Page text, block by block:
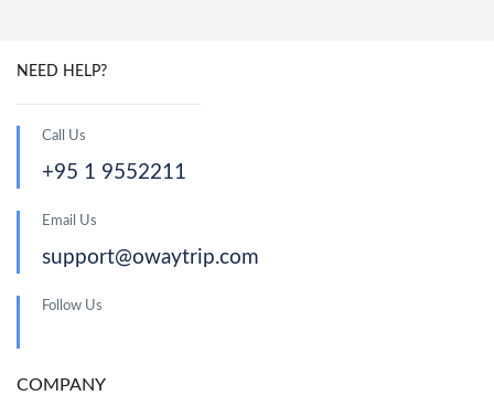
NEED HELP?
Call Us
+95 1 9552211
Email Us
support@owaytrip.com
Follow Us
COMPANY